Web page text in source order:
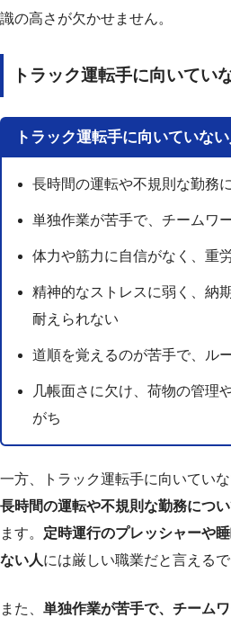
識の高さが欠かせません。
トラック運転手に向いてい
トラック運転手に向いていな
長時間の運転や不規則な勤務
単独作業が苦手で、チームワ
体力や筋力に自信がなく、重
精神的なストレスに弱く、納
耐えられない
道順を覚えるのが苦手で、ル
几帳面さに欠け、荷物の管理
がち
一方、トラック運転手に向いてい
長時間の運転や不規則な勤務につ
ます。 定時運行のプレッシャーや
ない人には厳しい職業だと言えるで
また、 単独作業が苦手で、チーム